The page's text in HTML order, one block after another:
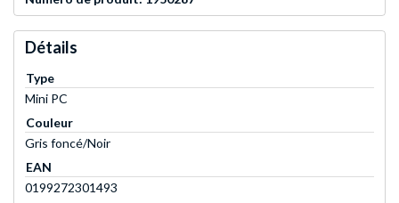
Détails
Type
Mini PC
Couleur
Gris foncé/Noir
EAN
0199272301493